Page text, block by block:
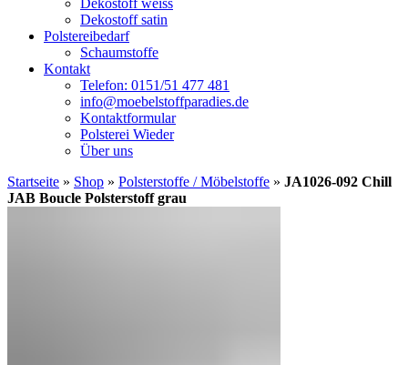
Dekostoff weiss
Dekostoff satin
Polstereibedarf
Schaumstoffe
Kontakt
Telefon: 0151/51 477 481
info@moebelstoffparadies.de
Kontaktformular
Polsterei Wieder
Über uns
Startseite » Shop » Polsterstoffe / Möbelstoffe » JA1026-092 Chill
JAB Boucle Polsterstoff grau